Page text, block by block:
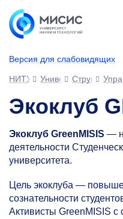
Версия для слабовидящих
НИТУ МИСИСУниверситетСтруктура
Экоклуб
Экоклуб GreenMISIS —
деятельности
университета.
Цель экоклуба —
сознательности
Активисты GreenMISIS с